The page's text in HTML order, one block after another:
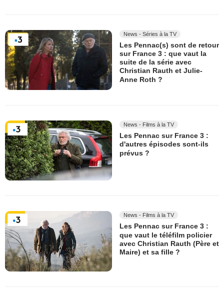
News - Séries à la TV
Les Pennac(s) sont de retour
sur France 3 : que vaut la
suite de la série avec
Christian Rauth et Julie-
Anne Roth ?
News - Films à la TV
Les Pennac sur France 3 :
d'autres épisodes sont-ils
prévus ?
News - Films à la TV
Les Pennac sur France 3 :
que vaut le téléfilm policier
avec Christian Rauth (Père et
Maire) et sa fille ?